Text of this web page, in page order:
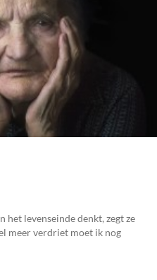
het levenseinde denkt, zegt ze
meer verdriet moet ik nog